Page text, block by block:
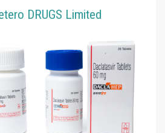
DRUGS Limited